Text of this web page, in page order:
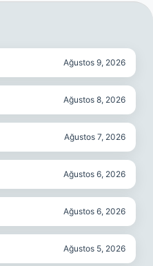
Ağustos 9, 2026
Ağustos 8, 2026
Ağustos 7, 2026
Ağustos 6, 2026
Ağustos 6, 2026
Ağustos 5, 2026